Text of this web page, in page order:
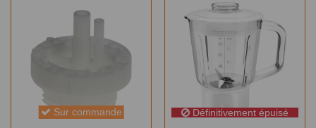
Sur commande Définitivement épuisé